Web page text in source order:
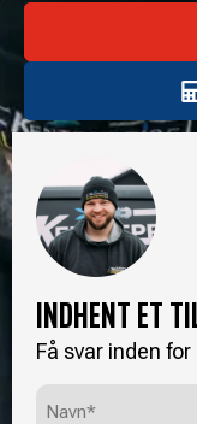
INDHENT ET
Få svar inden
(Påkrævet)